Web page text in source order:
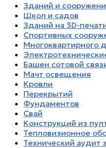
Зданий и
Школ и садов
Зданий на 3D-
Спортивных
Многоквартирного
Башен сотовой
Мачт освещения
Кровли
Перекрытий
Фундаментов
Свай
Конструкций из
Тепловизионное
Технический аудит